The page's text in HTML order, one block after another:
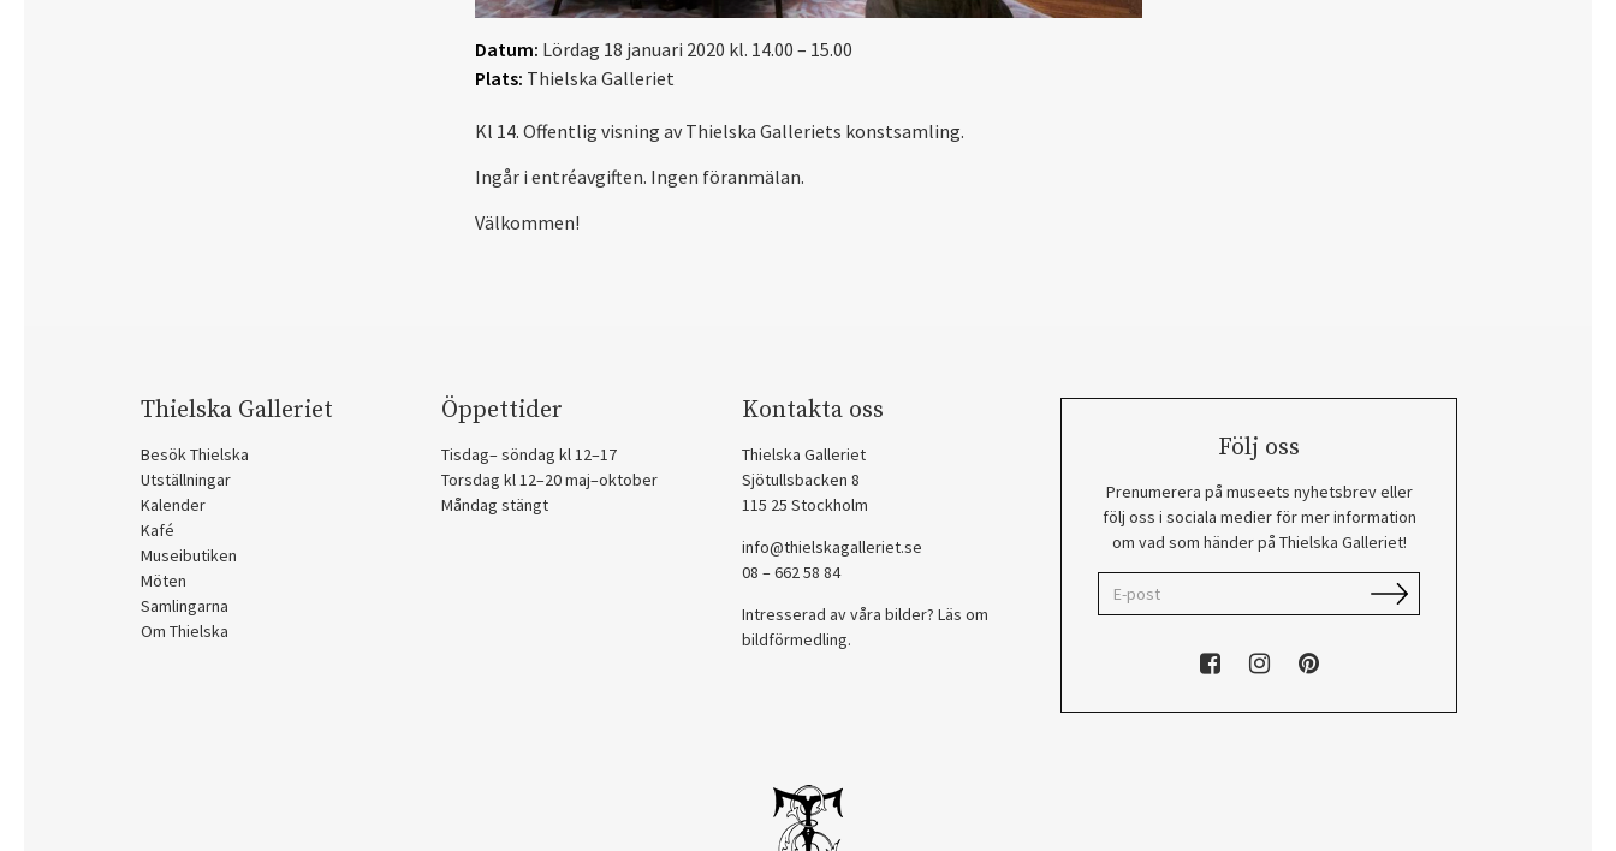
Datum: Lördag 18 januari 2020 kl. 14.00 – 15.00
Plats: Thielska Galleriet
Kl 14. Offentlig visning av Thielska Galleriets konstsamling.
Ingår i entréavgiften. Ingen föranmälan.
Välkommen!
Thielska Galleriet
Besök Thielska
Utställningar
Kalender
Kafé
Museibutiken
Möten
Samlingarna
Om Thielska
Öppettider
Tisdag– söndag kl 12–17
Torsdag kl 12–20 maj–oktober
Måndag stängt
Kontakta oss
Thielska Galleriet
Sjötullsbacken 8
115 25 Stockholm
info@thielskagalleriet.se
08 – 662 58 84
Intresserad av våra bilder? Läs om
bildförmedling.
Följ oss
Prenumerera på museets nyhetsbrev eller
följ oss i sociala medier för mer information
om vad som händer på Thielska Galleriet!